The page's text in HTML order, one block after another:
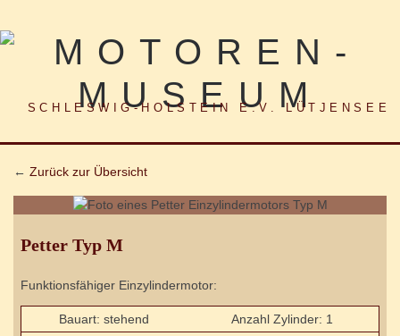
SCHLESWIG-HOLSTEIN E.V. LÜTJENSEE
← Zurück zur Übersicht
Petter Typ M
Funktionsfähiger Einzylindermotor:
Bauart: stehend
Anzahl Zylinder: 1